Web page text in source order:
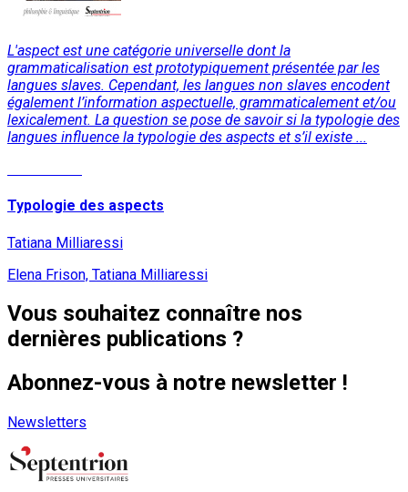
L'aspect est une catégorie universelle dont la
grammaticalisation est prototypiquement présentée par les
langues slaves. Cependant, les langues non slaves encodent
également l’information aspectuelle, grammaticalement et/ou
lexicalement. La question se pose de savoir si la typologie des
langues influence la typologie des aspects et s’il existe ...
Typologie des aspects
Tatiana Milliaressi
Elena Frison, Tatiana Milliaressi
Vous souhaitez connaître nos
dernières publications ?
Abonnez-vous à notre newsletter !
Newsletters